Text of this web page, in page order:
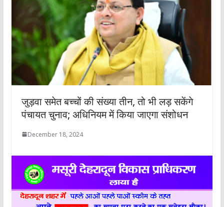
जुड़वा समेत बच्चों की संख्या तीन, तो भी लड़ सकेंगे
पंचायत चुनाव; अधिनियम में किया जाएगा संशोधन
December 18, 2024